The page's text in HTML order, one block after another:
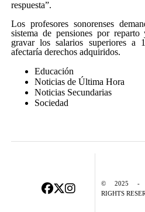
respuesta”.
Los profesores sonorenses
sistema de pensiones por
gravar los salarios superiores
afectaría derechos adquiridos.
Educación
Noticias de Última Hora
Noticias Secundarias
Sociedad
© 2025 -
RIGHTS